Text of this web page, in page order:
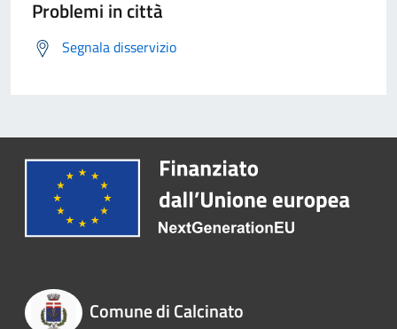
Problemi in città
Segnala disservizio
Comune di Calcinato